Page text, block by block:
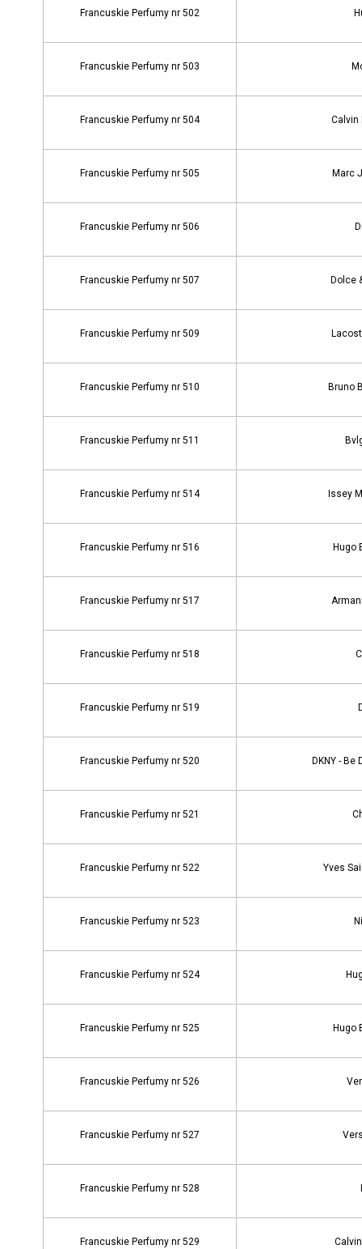
Francuskie Perfumy nr 502
Francuskie Perfumy nr 503
Francuskie Perfumy nr 504 Calvin
Francuskie Perfumy nr 505 Marc
Francuskie Perfumy nr 506
Francuskie Perfumy nr 507 Dolce
Francuskie Perfumy nr 509
Francuskie Perfumy nr 510 Bruno
Francuskie Perfumy nr 511
Francuskie Perfumy nr 514 Issey
Francuskie Perfumy nr 516 Hugo
Francuskie Perfumy nr 517
Francuskie Perfumy nr 518
Francuskie Perfumy nr 519
Francuskie Perfumy nr 520 DKNY -
Francuskie Perfumy nr 521
Francuskie Perfumy nr 522 Yves
Francuskie Perfumy nr 523
Francuskie Perfumy nr 524
Francuskie Perfumy nr 525 Hugo
Francuskie Perfumy nr 526
Francuskie Perfumy nr 527
Francuskie Perfumy nr 528
Francuskie Perfumy nr 529